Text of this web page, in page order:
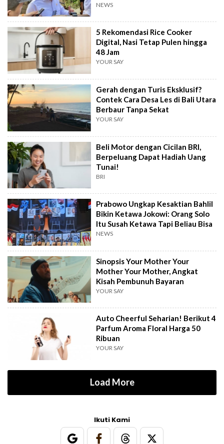
NEWS
5 Rekomendasi Rice Cooker
Digital, Nasi Tetap Pulen hingga
48 Jam
YOUR SAY
Gerah dengan Turis Eksklusif?
Contek Cara Desa Les di Bali Utara
Berbaur Tanpa Sekat
YOUR SAY
Beli Motor dengan Cicilan BRI,
Berpeluang Dapat Hadiah Uang
Tunai!
BRI
Prabowo Ungkap Kesaktian Bahlil
Bikin Ketawa Jokowi: Orang Solo
Itu Susah Ketawa Tapi Beliau Bisa
NEWS
Sinopsis Your Mother Your
Mother Your Mother, Angkat
Kisah Pembunuh Bayaran
YOUR SAY
Auto Cheerful Seharian! Berikut 4
Parfum Aroma Floral Harga 50
Ribuan
YOUR SAY
Load More
Ikuti Kami